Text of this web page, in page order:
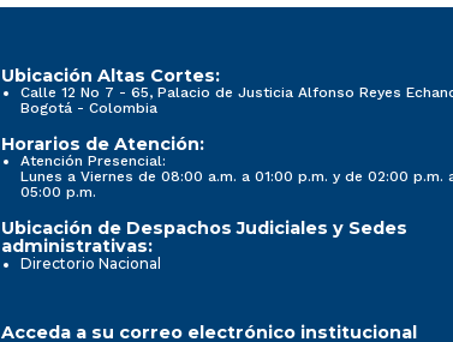
Ubicación Altas Cortes:
Calle 12 No 7 - 65, Palacio de Justicia Alfonso Reyes
Bogotá - Colombia
Horarios de Atención:
Atención Presencial:
Lunes a Viernes de 08:00 a.m. a 01:00 p.m. y de 02:00 p.m.
05:00 p.m.
Ubicación de Despachos Judiciales y Sedes
administrativas:
Directorio Nacional
Acceda a su correo electrónico institucional